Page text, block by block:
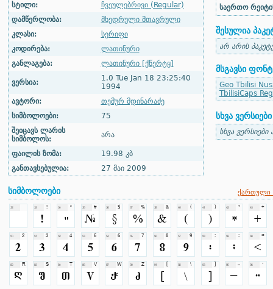
სტილი:
ჩვეულებრივი (Regular)
დამწერლობა:
მხედრული მთავრული
კლასი:
სერიფი
კოდირება:
ლათინური
განლაგება:
ლათინური [ქწერტყ]
ვერსია:
1.0 Tue Jan 18 23:25:40
1994
ავტორი:
თემურ მდინარაძე
სიმბოლოები:
75
შეიცავს ლარის
სიმბოლოს:
არა
ფაილის ზომა:
19.98 კბ
განთავსებულია:
27 მაი 2009
საერთო
შესულია
არ არის
მსგავსი
Geo Tbilisi
TbilisiCaps
სხვა ვერსიები
სხვა ვერსიები
სიმბოლოები ქართული